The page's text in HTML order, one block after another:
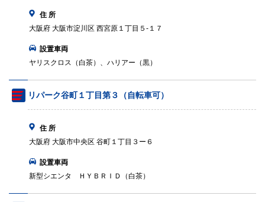
住 所
大阪府 大阪市淀川区 西宮原１丁目５‐１７
設置車両
ヤリスクロス（白茶）、ハリアー（黒）
リパーク谷町１丁目第３（自転車可）
住 所
大阪府 大阪市中央区 谷町１丁目３ー６
設置車両
新型シエンタ ＨＹＢＲＩＤ（白茶）